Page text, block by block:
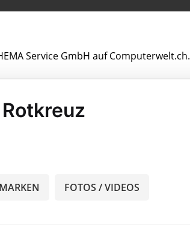
Service GmbH auf Computerwelt.ch.
MARKEN FOTOS / VIDEOS